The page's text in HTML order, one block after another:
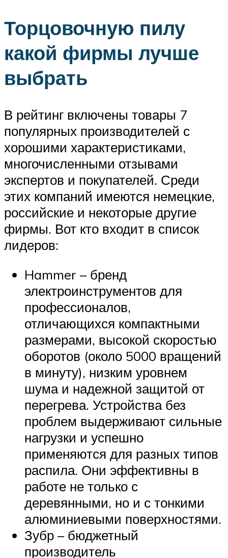
Торцовочную пилу
какой фирмы лучше
выбрать
В рейтинг включены товары 7
популярных производителей с
хорошими характеристиками,
многочисленными отзывами
экспертов и покупателей. Среди
этих компаний имеются немецкие,
российские и некоторые другие
фирмы. Вот кто входит в список
лидеров:
Hammer – бренд
электроинструментов для
профессионалов,
отличающихся компактными
размерами, высокой скоростью
оборотов (около 5000 вращений
в минуту), низким уровнем
шума и надежной защитой от
перегрева. Устройства без
проблем выдерживают сильные
нагрузки и успешно
применяются для разных типов
распила. Они эффективны в
работе не только с
деревянными, но и с тонкими
алюминиевыми поверхностями.
Зубр – бюджетный
производитель